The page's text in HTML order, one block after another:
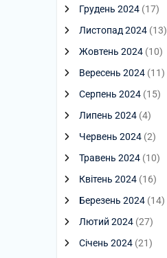
Грудень 2024 (17)
Листопад 2024 (13)
Жовтень 2024 (10)
Вересень 2024 (11)
Серпень 2024 (15)
Липень 2024 (4)
Червень 2024 (2)
Травень 2024 (10)
Квітень 2024 (16)
Березень 2024 (14)
Лютий 2024 (27)
Січень 2024 (21)